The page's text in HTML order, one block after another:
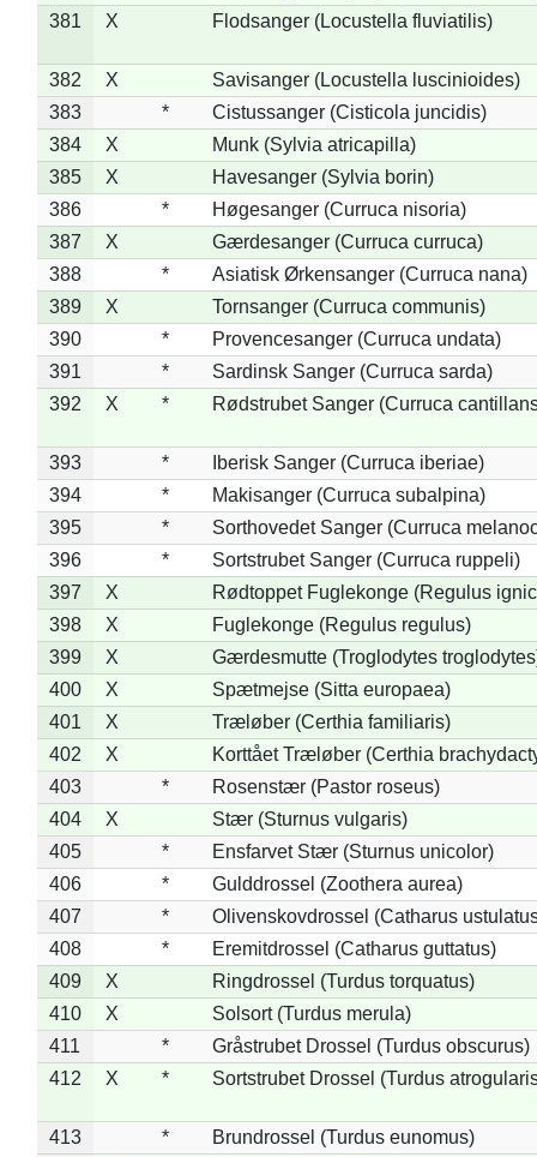
381
X Flodsanger (Locustella fluviatilis)
382 X
Savisanger (Locustella luscinioides)
383
*
Cistussanger (Cisticola juncidis)
384
X
Munk (Sylvia atricapilla)
385
X
Havesanger (Sylvia borin)
386
*
Høgesanger (Curruca nisoria)
387
X
Gærdesanger (Curruca curruca)
388
*
Asiatisk Ørkensanger (Curruca nana)
389
X
Tornsanger (Curruca communis)
390
*
Provencesanger (Curruca undata)
391
*
Sardinsk Sanger (Curruca sarda)
392
X * Rødstrubet Sanger (Curruca
393 *
Iberisk Sanger (Curruca iberiae)
394
*
Makisanger (Curruca subalpina)
395
*
Sorthovedet Sanger (Curruca
396
*
Sortstrubet Sanger (Curruca ruppeli)
397
X
Rødtoppet Fuglekonge (Regulus
398
X
Fuglekonge (Regulus regulus)
399
X
Gærdesmutte (Troglodytes
400
X
Spætmejse (Sitta europaea)
401
X
Træløber (Certhia familiaris)
402
X
Korttået Træløber (Certhia
403
*
Rosenstær (Pastor roseus)
404
X
Stær (Sturnus vulgaris)
405
*
Ensfarvet Stær (Sturnus unicolor)
406
*
Gulddrossel (Zoothera aurea)
407
*
Olivenskovdrossel (Catharus
408
*
Eremitdrossel (Catharus guttatus)
409
X
Ringdrossel (Turdus torquatus)
410
X
Solsort (Turdus merula)
411
*
Gråstrubet Drossel (Turdus obscurus)
412
X * Sortstrubet Drossel (Turdus
413 *
Brundrossel (Turdus eunomus)